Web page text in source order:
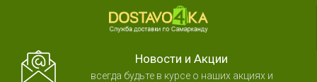
Новости и Акции
всегда будьте в курсе о наших акциях и